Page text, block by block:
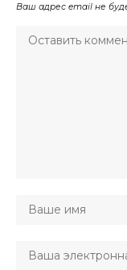
Ваш адрес email не